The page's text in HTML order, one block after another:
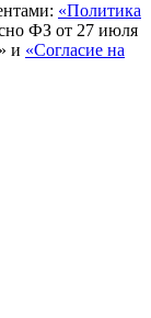
«Политика
ФЗ от 27 июля
и «Согласие на